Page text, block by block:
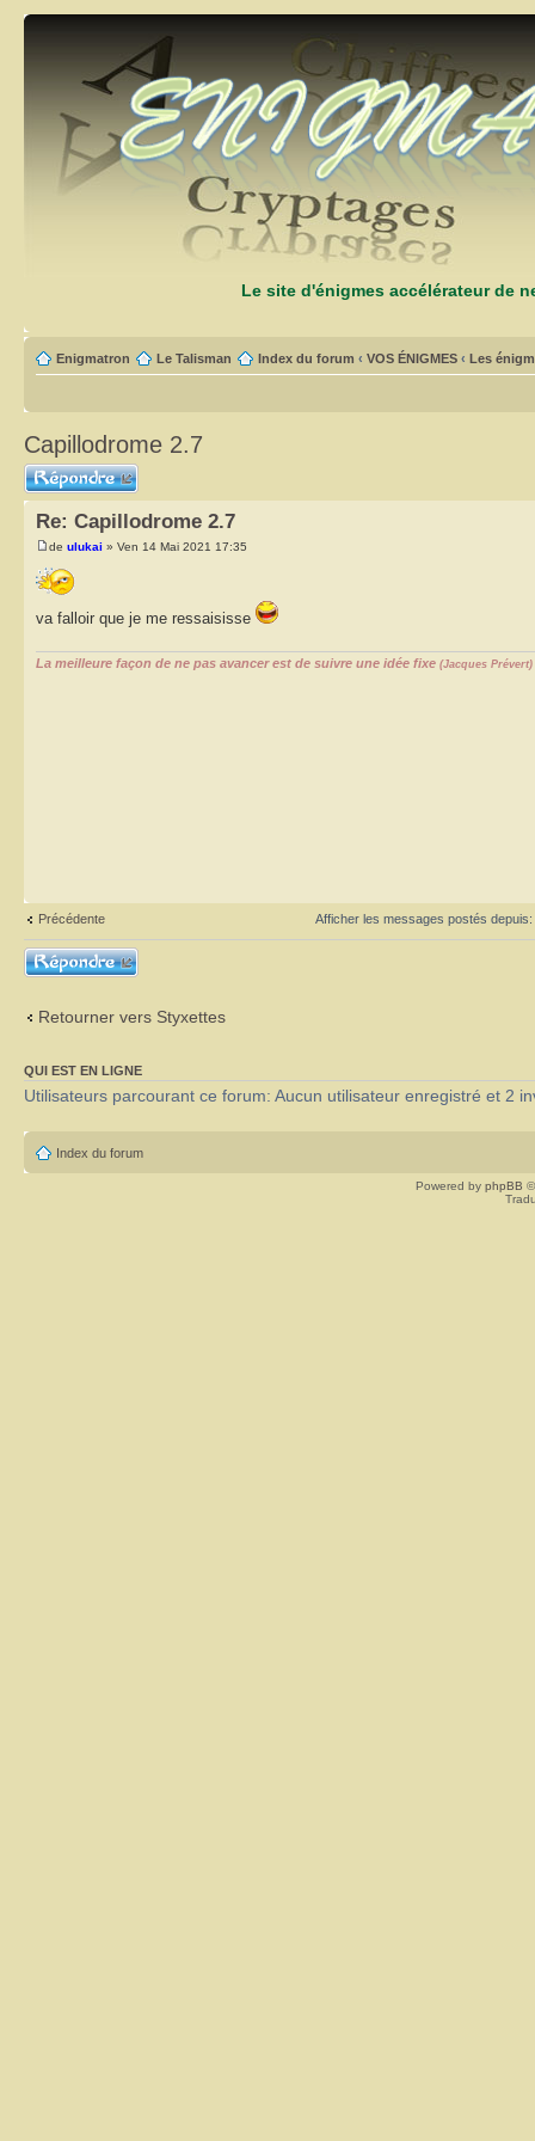
Le site d'énigmes accélérateur de
Enigmatron Le Talisman Index du forum ‹ VOS ÉNIGMES ‹ Les
Capillodrome 2.7
Répondre
Re: Capillodrome 2.7
de ulukai » Ven 14 Mai 2021 17:35
va falloir que je me ressaisisse
La meilleure façon de ne pas avancer est de suivre une idée fixe (Jacques Prévert)
Précédente Afficher les messages postés depuis:
Répondre
Retourner vers Styxettes
QUI EST EN LIGNE
Utilisateurs parcourant ce forum: Aucun utilisateur enregistré et 2
Index du forum
Powered by phpBB